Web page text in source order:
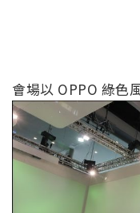
會場以 OPPO 綠色